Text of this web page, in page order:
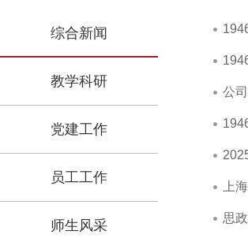
综合新闻
教学科研
党建工作
员工工作
师生风采
公
上
思